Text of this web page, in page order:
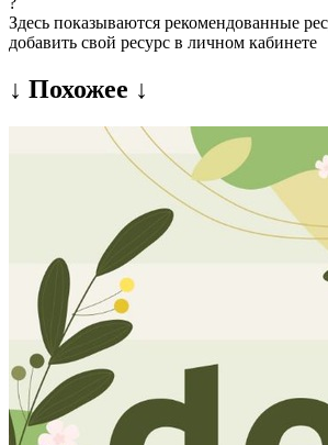
Здесь показываются рекомендованные
добавить свой ресурс в личном кабинете
↓ Похожее ↓